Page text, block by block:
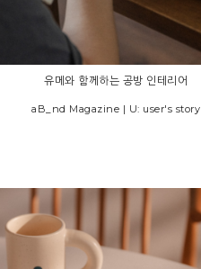
유메와 함께하는 공방 인테리어
aB_nd Magazine | U: user's story